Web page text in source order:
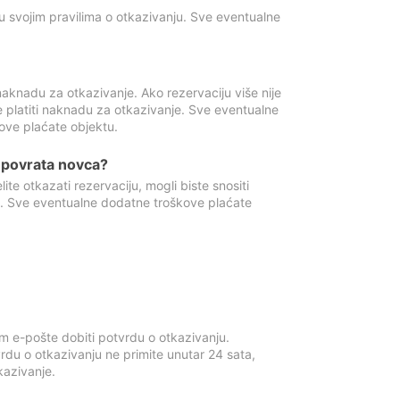
pravilima o otkazivanju. Sve eventualne
za otkazivanje. Ako rezervaciju više nije
naknadu za otkazivanje. Sve eventualne
plaćate objektu.
novca?
otkazati rezervaciju, mogli biste snositi
eventualne dodatne troškove plaćate
e-pošte dobiti potvrdu o otkazivanju.
o otkazivanju ne primite unutar 24 sata,